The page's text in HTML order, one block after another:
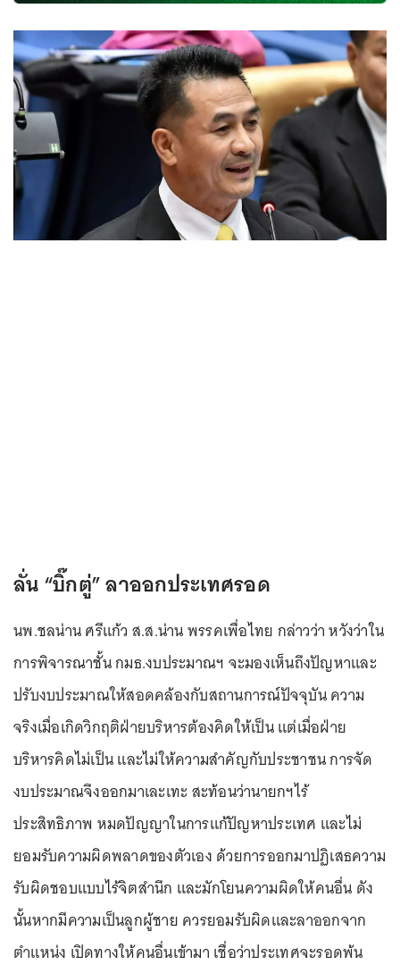
ลั่น “บิ๊กตู่” ลาออกประเทศรอด
นพ.ชลน่าน ศรีแก้ว ส.ส.น่าน พรรคเพื่อไทย กล่าวว่า หวังว่าใน
การพิจารณาชั้น กมธ.งบประมาณฯ จะมองเห็นถึงปัญหาและ
ปรับงบประมาณให้สอดคล้องกับสถานการณ์ปัจจุบัน ความ
จริงเมื่อเกิดวิกฤติฝ่ายบริหารต้องคิดให้เป็น แต่เมื่อฝ่าย
บริหารคิดไม่เป็น และไม่ให้ความสำคัญกับประชาชน การจัด
งบประมาณจึงออกมาเละเทะ สะท้อนว่านายกฯไร้
ประสิทธิภาพ หมดปัญญาในการแก้ปัญหาประเทศ และไม่
ยอมรับความผิดพลาดของตัวเอง ด้วยการออกมาปฏิเสธความ
รับผิดชอบแบบไร้จิตสำนึก และมักโยนความผิดให้คนอื่น ดัง
นั้นหากมีความเป็นลูกผู้ชาย ควรยอมรับผิดและลาออกจาก
ตำแหน่ง เปิดทางให้คนอื่นเข้ามา เชื่อว่าประเทศจะรอดพ้น